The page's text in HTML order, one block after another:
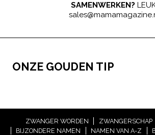
SAMENWERKEN?
ONZE GOUDEN TIP
ZWANGER WORDEN ZWANGERSCHAP
BIJZONDERE NAMEN
NAMEN VAN A-Z